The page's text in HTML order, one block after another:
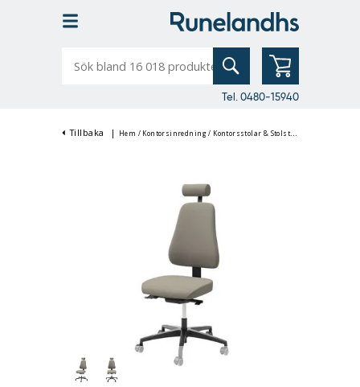
bland
Tel. 0480-15940
Tillbaka | Hem / Kontorsinredning / Kontorsstolar & Stolstillbehör